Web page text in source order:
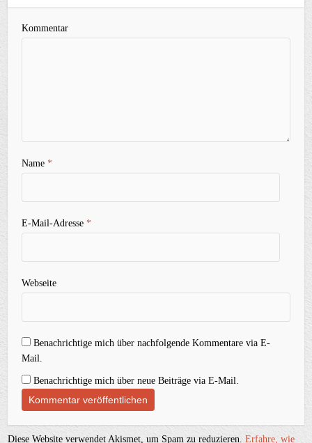
Kommentar
Name*
E-Mail-Adresse*
Webseite
Benachrichtige mich über nachfolgende Kommentare via E-
Mail.
Benachrichtige mich über neue Beiträge via E-Mail.
Diese Website verwendet Akismet, um Spam zu reduzieren.Erfahre, wie